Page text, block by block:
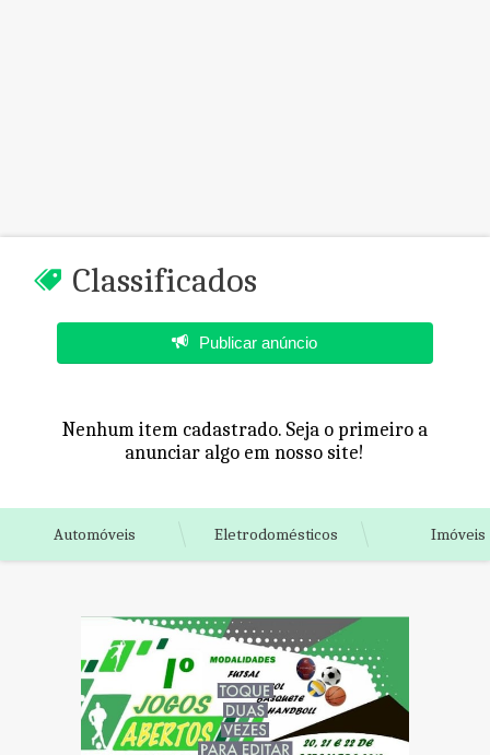
Classificados
Publicar anúncio
Nenhum item cadastrado. Seja o primeiro a
anunciar algo em nosso site!
Automóveis Eletrodomésticos Imóveis